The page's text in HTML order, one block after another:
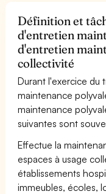
Définition et
d'entretien
d'entretien
collectivité
Durant l'exercice du
maintenance
maintenance
suivantes sont
Effectue la
espaces à usage
établissements
immeubles, écoles,